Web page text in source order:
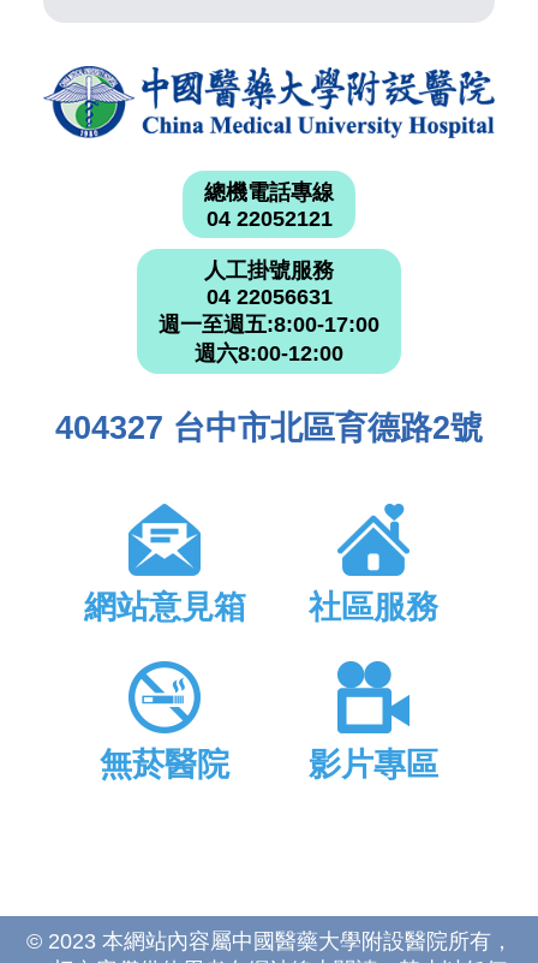
總機電話專線
04 22052121
人工掛號服務
04 22056631
週一至週五:8:00-17:00
週六8:00-12:00
404327 台中市北區育德路2號
網站意見箱 社區服務
無菸醫院 影片專區
© 2023 本網站內容屬中國醫藥大學附設醫院所有，